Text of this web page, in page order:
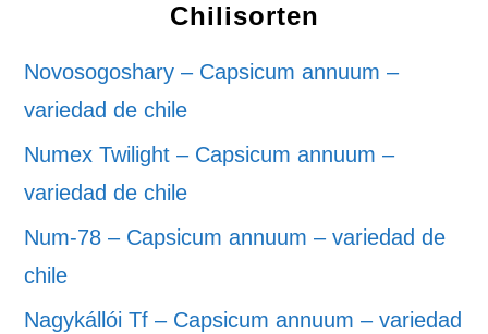
Chilisorten
Novosogoshary – Capsicum annuum –
variedad de chile
Numex Twilight – Capsicum annuum –
variedad de chile
Num-78 – Capsicum annuum – variedad de
chile
Nagykállói Tf – Capsicum annuum – variedad